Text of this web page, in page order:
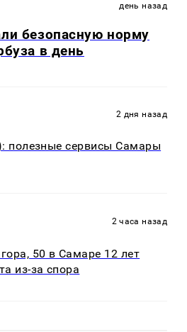
день назад
безопасную норму
в день
2 дня назад
полезные сервисы Самары
2 часа назад
50 в Самаре 12 лет
из-за спора